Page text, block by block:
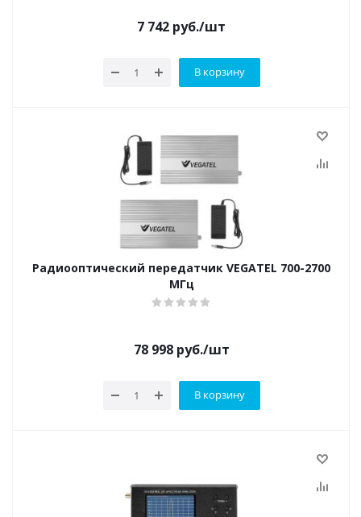
7 742 руб./шт
В корзину
Радиооптический передатчик VEGATEL 700-2700
МГц
78 998руб./шт
В корзину